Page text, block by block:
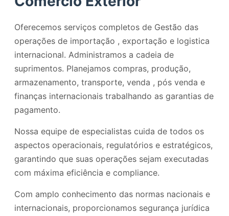
Oferecemos serviços completos de Gestão das
operações de importação , exportação e logistica
internacional. Administramos a cadeia de
suprimentos. Planejamos compras, produção,
armazenamento, transporte, venda , pós venda e
finanças internacionais trabalhando as garantias de
pagamento.
Nossa equipe de especialistas cuida de todos os
aspectos operacionais, regulatórios e estratégicos,
garantindo que suas operações sejam executadas
com máxima eficiência e compliance.
Com amplo conhecimento das normas nacionais e
internacionais, proporcionamos segurança jurídica